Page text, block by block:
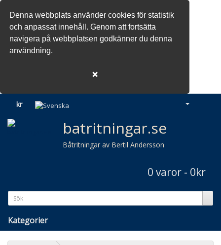
Denna webbplats använder cookies för statistik
och anpassat innehåll. Genom att fortsätta
navigera på webbplatsen godkänner du denna
användning.
❌
kr
batritningar.se
Båtritningar av Bertil Andersson
0 varor - 0kr
Kategorier